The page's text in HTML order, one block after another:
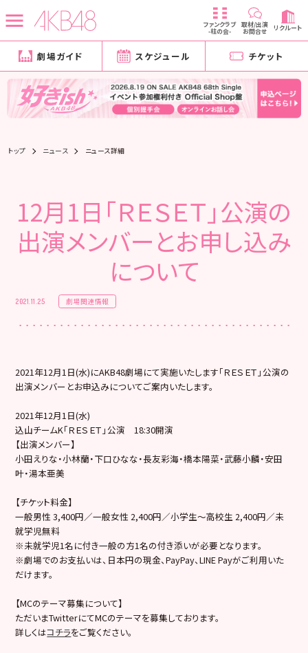
ファンクラブ
-柱の会-
取材/出演
お問合せ リクルート
劇場ガイド スケジュール チケット
トップ ニュース ニュース詳細
12月1日「ＲＥＳＥＴ」公演の
出演メンバーとお申し込み
について
2021.11.25 劇場関連情報
2021年12月1日(水)にAKB48劇場にて実施いたします「ＲＥＳＥＴ」公演の
出演メンバーとお申込みについてご案内いたします。
2021年12月1日(水)
込山チームK「ＲＥＳＥＴ」公演 18:30開演
【出演メンバー】
小田えりな・小林蘭・下口ひなな・長友彩海・橋本陽菜・武藤小麟・安田
叶・湯本亜美
【チケット料金】
一般男性 3,400円／一般女性 2,400円／小学生～高校生 2,400円／未
就学児無料
※未就学児1名に付き一般の方1名の付き添いが必要となります。
※劇場でのお支払いは、日本円の現金、PayPay、LINE Payがご利用いた
だけます。
【MCのテーマ募集について】
ただいまTwitterにてMCのテーマを募集しております。
詳しくはコチラをご覧ください。